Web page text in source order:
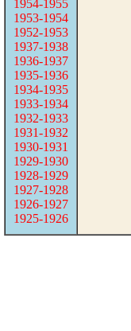
1954-1955
1953-1954
1952-1953
1937-1938
1936-1937
1935-1936
1934-1935
1933-1934
1932-1933
1931-1932
1930-1931
1929-1930
1928-1929
1927-1928
1926-1927
1925-1926